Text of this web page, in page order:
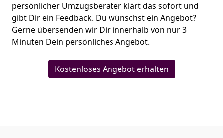
persönlicher Umzugsberater klärt das sofort und
gibt Dir ein Feedback. Du wünschst ein Angebot?
Gerne übersenden wir Dir innerhalb von nur3
Minuten Dein persönliches Angebot.
Kostenloses Angebot erhalten